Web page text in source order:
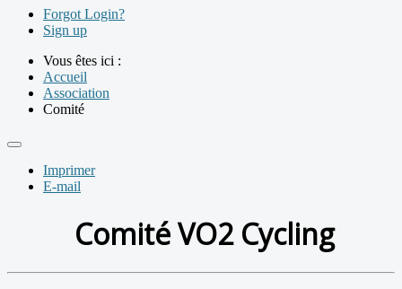
Forgot Login?
Sign up
Vous êtes ici :
Accueil
Association
Comité
Imprimer
E-mail
Comité VO2 Cycling